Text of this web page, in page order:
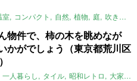
室 コンパクト 自然 植物 庭 吹き抜け
物件で、柿の木を眺めなが
かがでしょう（東京都荒川区
一人暮らし タイル 昭和レトロ 大家女子